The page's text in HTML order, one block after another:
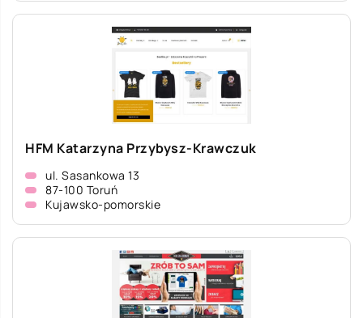
HFM Katarzyna Przybysz-Krawczuk
ul. Sasankowa 13
87-100 Toruń
Kujawsko-pomorskie